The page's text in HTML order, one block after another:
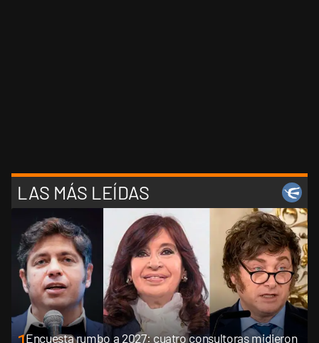
LAS MÁS LEÍDAS
Encuesta rumbo a 2027: cuatro consultoras midieron